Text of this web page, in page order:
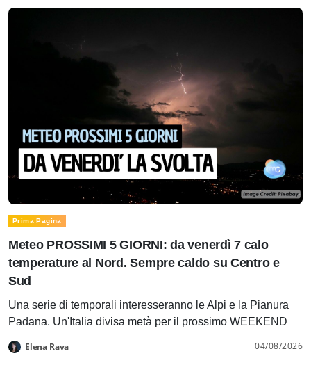
Prima Pagina
Meteo PROSSIMI 5 GIORNI: da venerdì 7 calo
temperature al Nord. Sempre caldo su Centro e
Sud
Una serie di temporali interesseranno le Alpi e la Pianura
Padana. Un'Italia divisa metà per il prossimo WEEKEND
Elena Rava 04/08/2026